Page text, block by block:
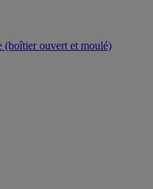
(boîtier ouvert et moulé)